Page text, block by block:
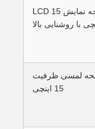
صفحه نمایش LCD 15
با روشنایی بالا
لمسی ظرفیت
15 اینچی